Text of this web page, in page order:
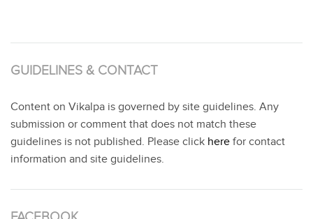
GUIDELINES & CONTACT
Content on Vikalpa is governed by site guidelines. Any
submission or comment that does not match these
guidelines is not published. Please click here for contact
information and site guidelines.